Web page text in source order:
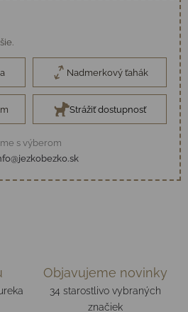
Nadmerkový ťahák
Strážiť dostupnosť
s výberom
Objavujeme novinky
34 starostlivo vybraných
značiek